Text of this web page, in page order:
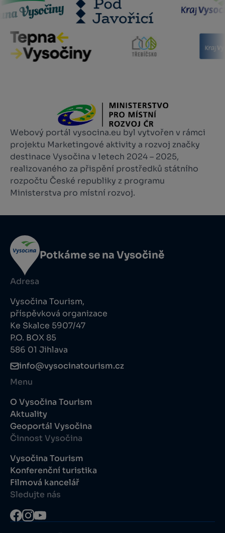
Webový portál vysocina.eu byl vytvořen v rámci
projektu Marketingové aktivity a rozvoj značky
destinace Vysočina v letech 2024 – 2025,
realizovaného za přispění prostředků státního
rozpočtu České republiky z programu
Ministerstva pro místní rozvoj.
Potkáme se na Vysočině
Adresa
Vysočina Tourism,
příspěvková organizace
Ke Skalce 5907/47
P.O. BOX 85
586 01 Jihlava
info@vysocinatourism.cz
Menu
O Vysočina Tourism
Aktuality
Geoportál Vysočina
Činnost Vysočina
Vysočina Tourism
Konferenční turistika
Filmová kancelář
Sledujte nás